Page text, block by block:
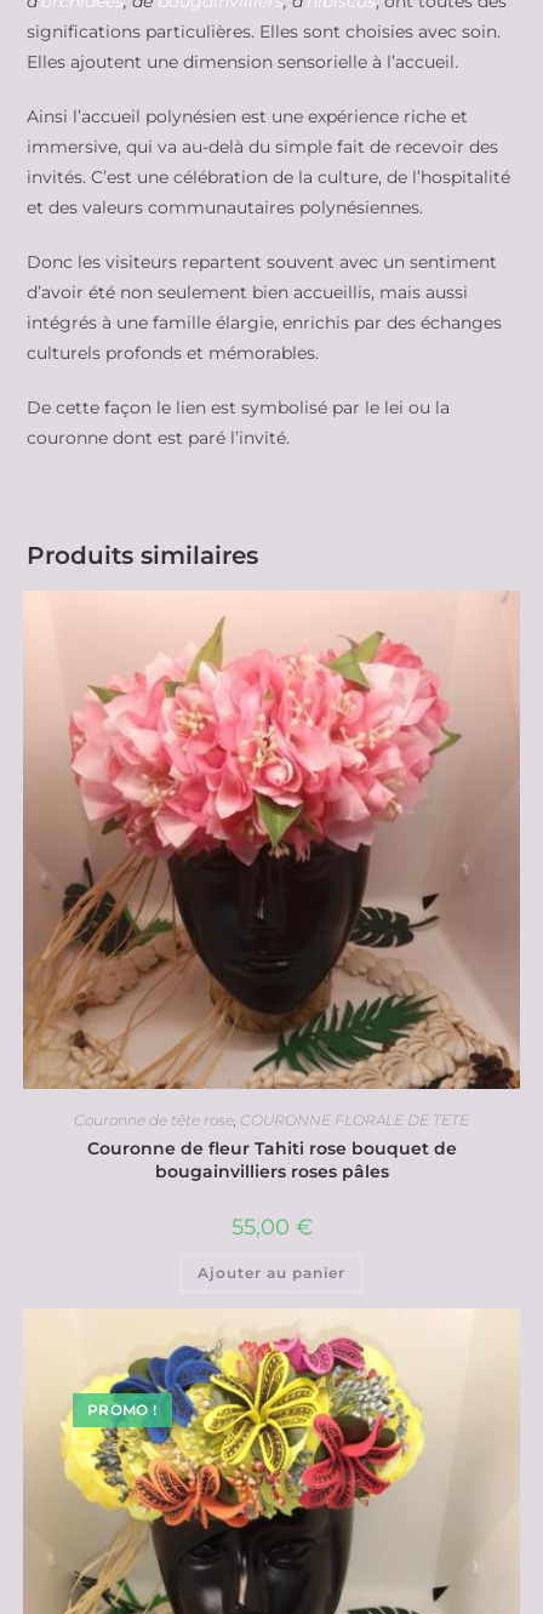
significations particulières. Elles sont choisies avec soin.
Elles ajoutent une dimension sensorielle à l’accueil.
Ainsi l’accueil polynésien est une expérience riche et
immersive, qui va au-delà du simple fait de recevoir des
invités. C’est une célébration de la culture, de l’hospitalité
et des valeurs communautaires polynésiennes.
Donc les visiteurs repartent souvent avec un sentiment
d’avoir été non seulement bien accueillis, mais aussi
intégrés à une famille élargie, enrichis par des échanges
culturels profonds et mémorables.
De cette façon le lien est symbolisé par le lei ou la
couronne dont est paré l’invité.
Produits similaires
Couronne de tête rose COURONNE FLORALE DE TETE
Couronne de fleur Tahiti rose bouquet de
bougainvilliers roses pâles
55,00 €
Ajouter au panier
PROMO !